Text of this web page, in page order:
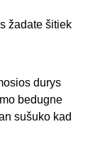
žadate šitiek
durys
bedugne
sušuko kad